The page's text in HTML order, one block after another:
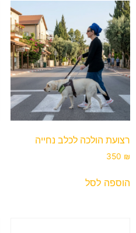
רצועת הולכה לכלב נחייה
350 ₪
הוספה לסל